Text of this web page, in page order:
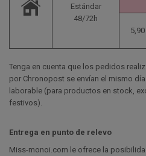
Estándar
48/72h
Tenga en cuenta que los pedidos
por Chronopost se envían el mismo
laborable (para productos en stock,
festivos).
Entrega en punto de relevo
Miss-monoi.com le ofrece la